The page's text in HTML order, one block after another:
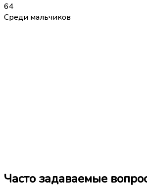
64
Среди мальчиков
Часто задаваемые